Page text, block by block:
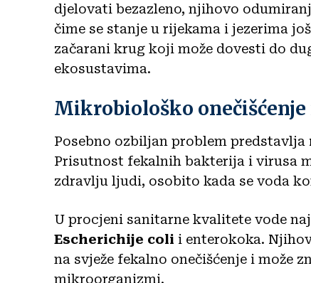
djelovati bezazleno, njihovo
čime se stanje u rijekama i jezerima
začarani krug koji može dovesti do
ekosustavima.
Mikrobiološko
Posebno ozbiljan problem predstavlja
Prisutnost fekalnih bakterija i virusa
zdravlju ljudi, osobito kada se voda
U procjeni sanitarne kvalitete vode
Escherichije coli i enterokoka.
na svježe fekalno onečišćenje i može
mikroorganizmi.